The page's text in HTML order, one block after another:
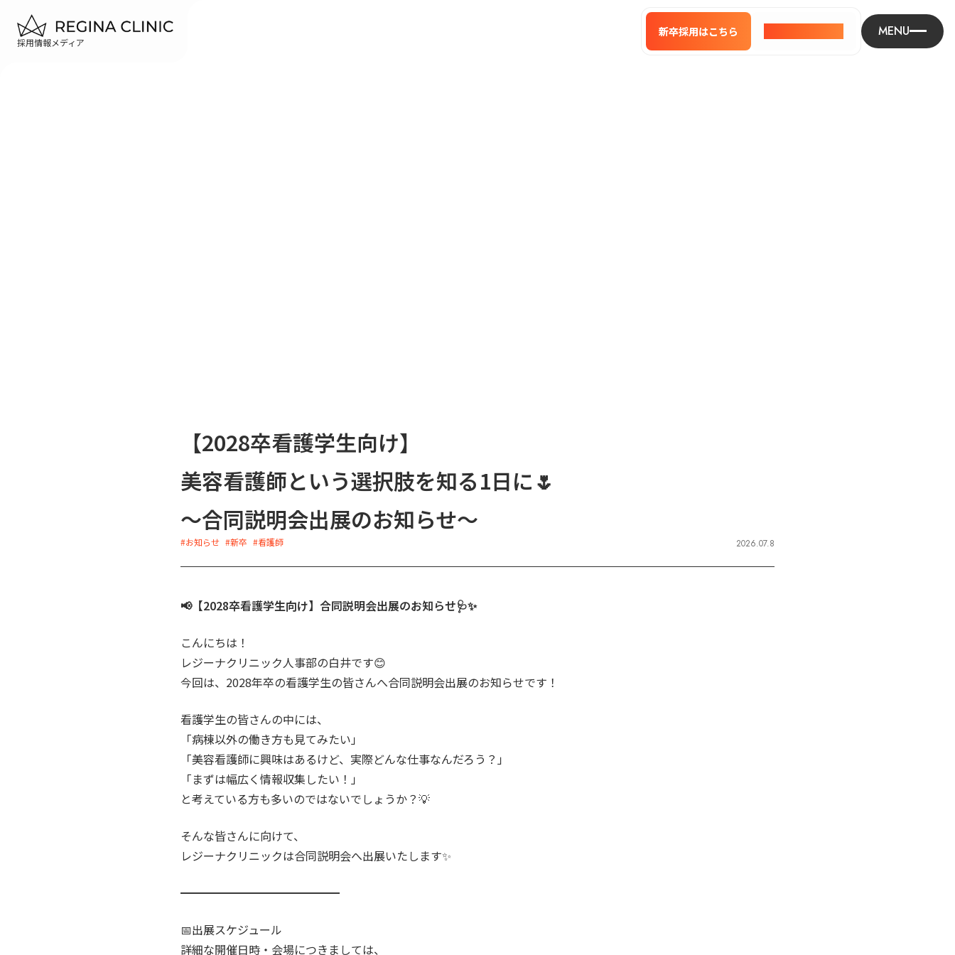
採用情報メディア
新卒採用はこちら
新卒採用はこちら MENU
【2028卒看護学生向け】
美容看護師という選択肢を知る1日に🌷
〜合同説明会出展のお知らせ〜
#お知らせ #新卒 #看護師 2026.07.8
📢【2028卒看護学生向け】合同説明会出展のお知らせ🩺✨
こんにちは！
レジーナクリニック人事部の白井です😊
今回は、2028年卒の看護学生の皆さんへ合同説明会出展のお知らせです！
看護学生の皆さんの中には、
「病棟以外の働き方も見てみたい」
「美容看護師に興味はあるけど、実際どんな仕事なんだろう？」
「まずは幅広く情報収集したい！」
と考えている方も多いのではないでしょうか？💡
そんな皆さんに向けて、
レジーナクリニックは合同説明会へ出展いたします✨
━━━━━━━━━━━━━━
📅出展スケジュール
詳細な開催日時・会場につきましては、